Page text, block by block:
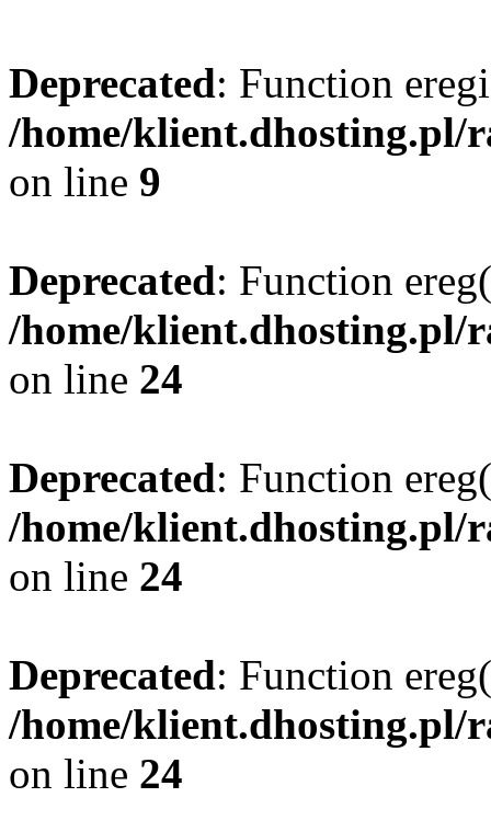
Deprecated: Function
/home/klient.dhosting.pl/
on line 9
Deprecated: Function
/home/klient.dhosting.pl/
on line 24
Deprecated: Function
/home/klient.dhosting.pl/
on line 24
Deprecated: Function
/home/klient.dhosting.pl/
on line 24